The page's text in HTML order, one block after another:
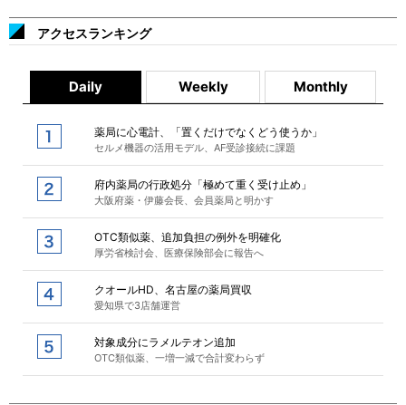
アクセスランキング
Daily Weekly Monthly
薬局に心電計、「置くだけでなくどう使うか」
セルメ機器の活用モデル、AF受診接続に課題
府内薬局の行政処分「極めて重く受け止め」
大阪府薬・伊藤会長、会員薬局と明かす
OTC類似薬、追加負担の例外を明確化
厚労省検討会、医療保険部会に報告へ
クオールHD、名古屋の薬局買収
愛知県で3店舗運営
対象成分にラメルテオン追加
OTC類似薬、一増一減で合計変わらず